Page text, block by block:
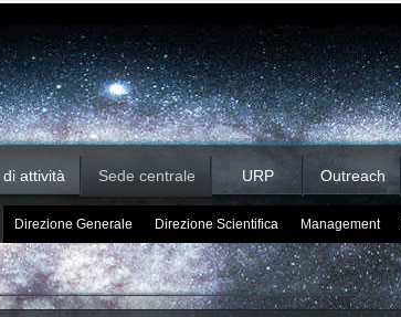
attività Sede centrale URP Outreach
Direzione Generale Direzione Scientifica Management